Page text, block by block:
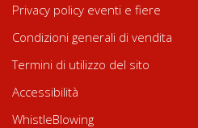
Privacy policy eventi e fiere
Condizioni generali di vendita
Termini di utilizzo del sito
Accessibilità
WhistleBlowing